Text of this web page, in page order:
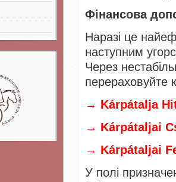
Фінансова
Наразі це
наступним
Через
перераховуйте
→ Kárpátalja
→ Kárpátaljai
→ Kárpátaljai
У полі